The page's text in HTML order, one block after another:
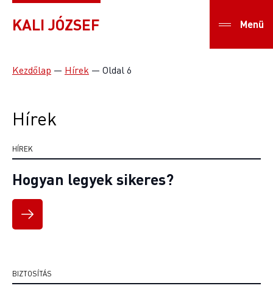
KALI JÓZSEF Menü
Kezdőlap — Hírek — Oldal 6
Hírek
HÍREK
Hogyan legyek sikeres?
BIZTOSÍTÁS